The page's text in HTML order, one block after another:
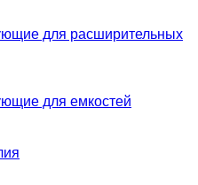
для расширительных
для емкостей